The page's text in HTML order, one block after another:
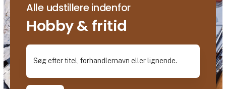
Alle udstillere indenfor
Hobby & fritid
Søg efter titel, forhandlernavn eller lignende.